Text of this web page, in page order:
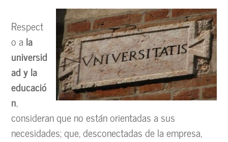
Respect
o a la
universid
ad y la
educació
n,
consideran que no están orientadas a sus
necesidades; que, desconectadas de la empresa,